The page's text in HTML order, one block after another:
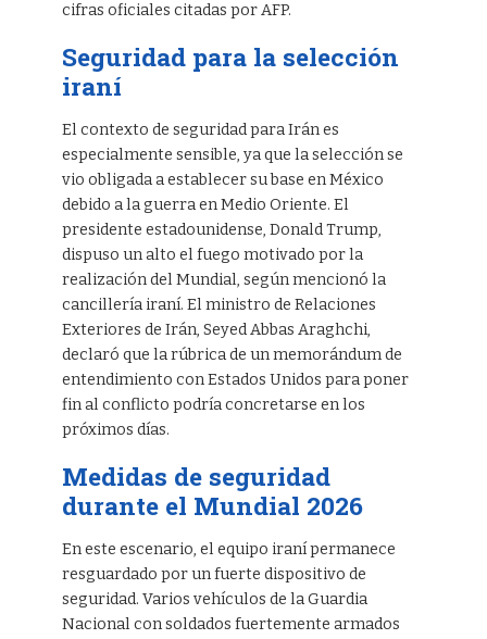
cifras oficiales citadas por AFP.
Seguridad para la selección
iraní
El contexto de seguridad para Irán es
especialmente sensible, ya que la selección se
vio obligada a establecer su base en México
debido a la guerra en Medio Oriente. El
presidente estadounidense, Donald Trump,
dispuso un alto el fuego motivado por la
realización del Mundial, según mencionó la
cancillería iraní. El ministro de Relaciones
Exteriores de Irán, Seyed Abbas Araghchi,
declaró que la rúbrica de un memorándum de
entendimiento con Estados Unidos para poner
fin al conflicto podría concretarse en los
próximos días.
Medidas de seguridad
durante el Mundial 2026
En este escenario, el equipo iraní permanece
resguardado por un fuerte dispositivo de
seguridad. Varios vehículos de la Guardia
Nacional con soldados fuertemente armados